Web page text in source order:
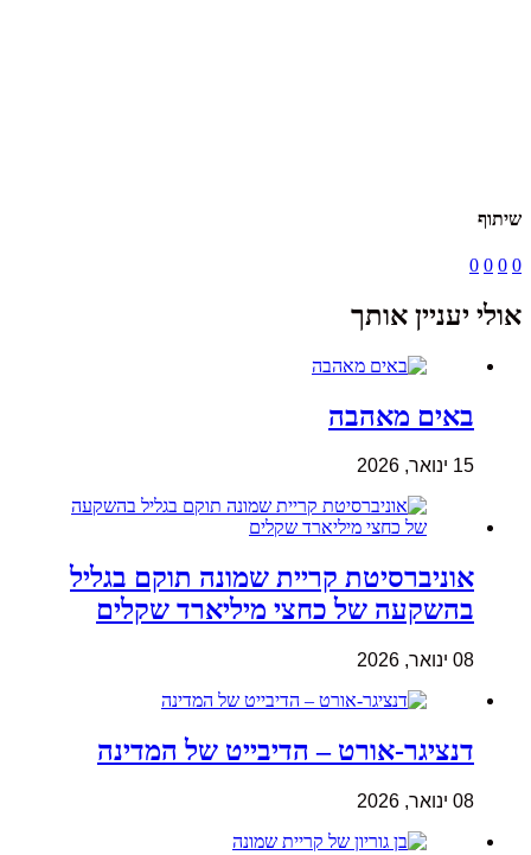
שיתוף
0
0
0
0
אולי יעניין אותך
באים מאהבה
15 ינואר, 2026
אוניברסיטת קריית שמונה תוקם בגליל
בהשקעה של כחצי מיליארד שקלים
08 ינואר, 2026
דנציגר-אורט – הדיבייט של המדינה
08 ינואר, 2026